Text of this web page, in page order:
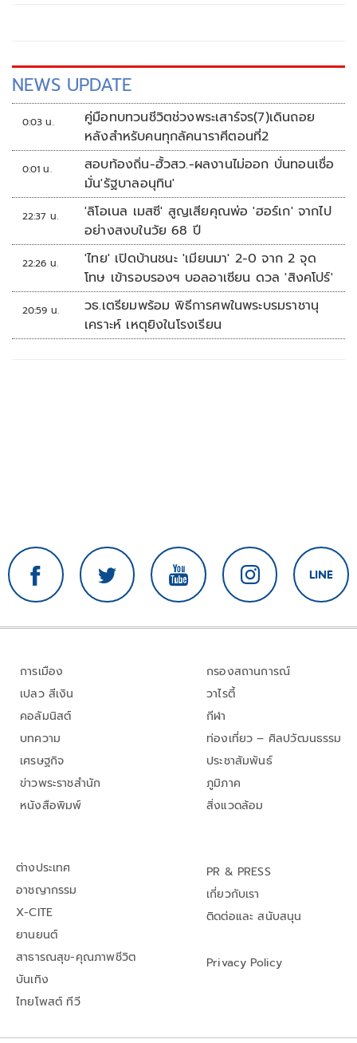
NEWS UPDATE
0:03 น.
คู่มือทบทวนชีวิตช่วงพระเสาร์จร(7)เดินถอย
หลังสำหรับคนทุกลัคนาราศีตอนที่2
0:01 น.
สอบท้องถิ่น-ฮั้วสว.-ผลงานไม่ออก บั่นทอนเชื่อ
มั่น'รัฐบาลอนุทิน'
22:37 น.
'ลิโอเนล เมสซี' สูญเสียคุณพ่อ 'ฮอร์เก' จากไป
อย่างสงบในวัย 68 ปี
22:26 น.
'ไทย' เปิดบ้านชนะ 'เมียนมา' 2-0 จาก 2 จุด
โทษ เข้ารอบรองฯ บอลอาเซียน ดวล 'สิงคโปร์'
20:59 น.
วธ.เตรียมพร้อม พิธีการศพในพระบรมราชานุ
เคราะห์ เหตุยิงในโรงเรียน
การเมือง
เปลว สีเงิน
คอลัมนิสต์
บทความ
เศรษฐกิจ
ข่าวพระราชสำนัก
หนังสือพิมพ์
กรองสถานการณ์
วาไรตี้
กีฬา
ท่องเที่ยว – ศิลปวัฒนธรรม
ประชาสัมพันธ์
ภูมิภาค
สิ่งแวดล้อม
ต่างประเทศ
อาชญากรรม
X-CITE
ยานยนต์
สาธารณสุข-คุณภาพชีวิต
บันเทิง
ไทยโพสต์ ทีวี
PR & PRESS
เกี่ยวกับเรา
ติดต่อและ สนับสนุน
Privacy Policy